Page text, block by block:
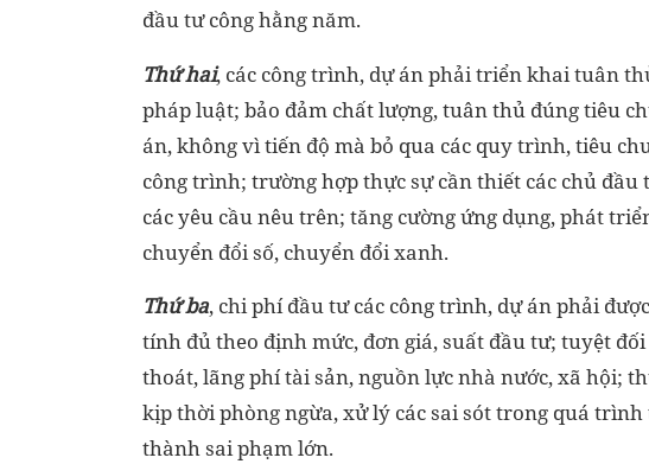
đầu tư công hằng năm.
Thứ hai, các công trình, dự án phải triển khai tuân
pháp luật; bảo đảm chất lượng, tuân thủ đúng tiêu
án, không vì tiến độ mà bỏ qua các quy trình, tiêu
công trình; trường hợp thực sự cần thiết các chủ
các yêu cầu nêu trên; tăng cường ứng dụng, phát
chuyển đổi số, chuyển đổi xanh.
Thứ ba, chi phí đầu tư các công trình, dự án phải
tính đủ theo định mức, đơn giá, suất đầu tư; tuyệt
thoát, lãng phí tài sản, nguồn lực nhà nước, xã hội;
kịp thời phòng ngừa, xử lý các sai sót trong quá
thành sai phạm lớn.